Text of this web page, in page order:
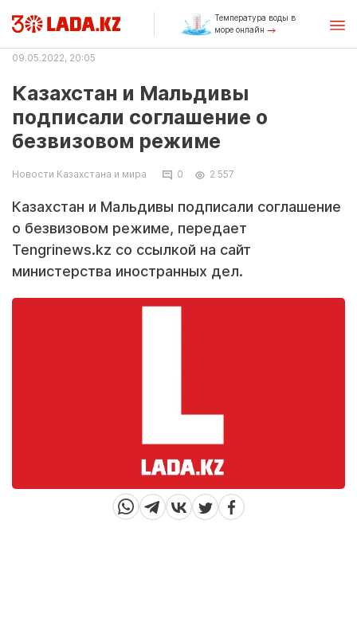
Температура воды в
море онлайн
09.05.2022, 20:05
Казахстан и Мальдивы
подписали соглашение о
безвизовом режиме
Новости Казахстана и мира 0 2 557
Казахстан и Мальдивы подписали соглашение
о безвизовом режиме, передает
Tengrinews.kz со ссылкой на сайт
министерства иностранных дел.